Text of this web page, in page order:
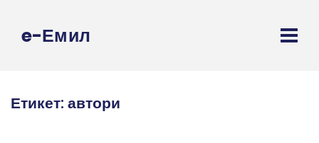
e-Емил
Етикет: автори